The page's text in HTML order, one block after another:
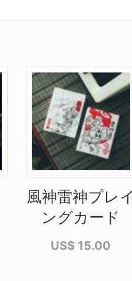
風神雷神プレ
ングカード
US$ 15.00